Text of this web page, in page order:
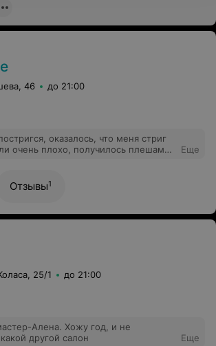
46 до 21:00
оказалось, что меня стриг
очень плохо, получилось плешами.
работой своих практикантов, но в
не вышел, только принесли книгу
При этом заплатил за
даже никто не извинился.
никому не советую.
Еще
Отзывы1
25/1 до 21:00
Алена. Хожу год, и не
другой салон
Еще